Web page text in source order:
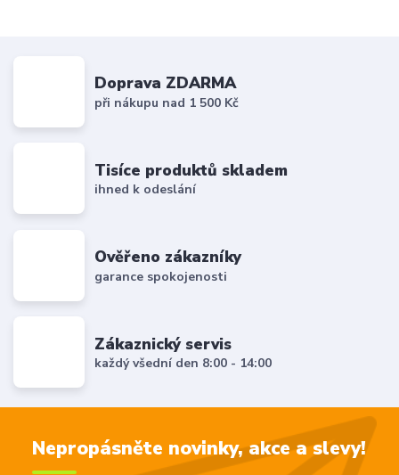
Doprava ZDARMA
při nákupu nad 1 500 Kč
Tisíce produktů skladem
ihned k odeslání
Ověřeno zákazníky
garance spokojenosti
Zákaznický servis
každý všední den 8:00 - 14:00
Nepropásněte novinky, akce a slevy!